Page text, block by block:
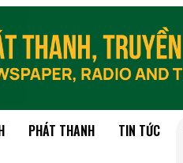
PHÁT THANH TIN TỨC